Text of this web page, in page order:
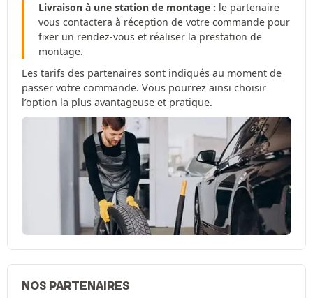
Livraison à une station de montage : le partenaire
vous contactera à réception de votre commande pour
fixer un rendez-vous et réaliser la prestation de
montage.
Les tarifs des partenaires sont indiqués au moment de
passer votre commande. Vous pourrez ainsi choisir
l’option la plus avantageuse et pratique.
NOS PARTENAIRES